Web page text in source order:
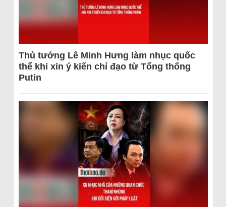
Thủ tướng Lê Minh Hưng làm nhục quốc
thể khi xin ý kiến chỉ đạo từ Tổng thống
Putin